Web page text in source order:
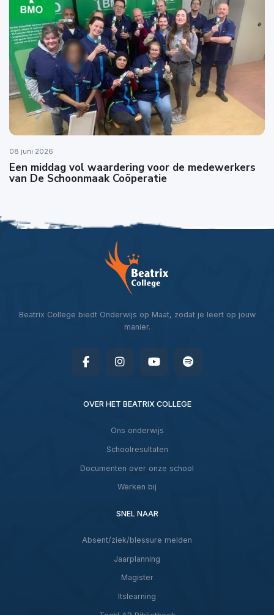
08 juni 2026
Een middag vol waardering voor de medewerkers
van De Schoonmaak Coöperatie
Beatrix College biedt Onderwijs op Maat, zodat je leert op jouw
manier.
OVER HET BEATRIX COLLEGE
Ons onderwijs
Schoolresultaten
Documenten over onze school
Werken bij
SNEL NAAR
Absent/ziek/blessure melden
Jaarplanning
Magister
Itslearning